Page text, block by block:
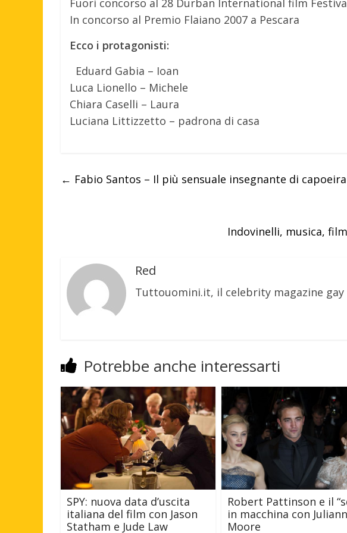
In concorso al Premio Flaiano 2007 a Pescara
Ecco i protagonisti:
Eduard Gabia – Ioan
Luca Lionello – Michele
Chiara Caselli – Laura
Luciana Littizzetto – padrona di casa
← Fabio Santos – Il più sensuale insegnante di
Indovinelli, musica,
Red
Tuttouomini.it, il celebrity magazine
Potrebbe anche interessarti
SPY: nuova data d’uscita
italiana del film con Jason
Statham e Jude Law
Robert Pattinson e il
in macchina con
Moore